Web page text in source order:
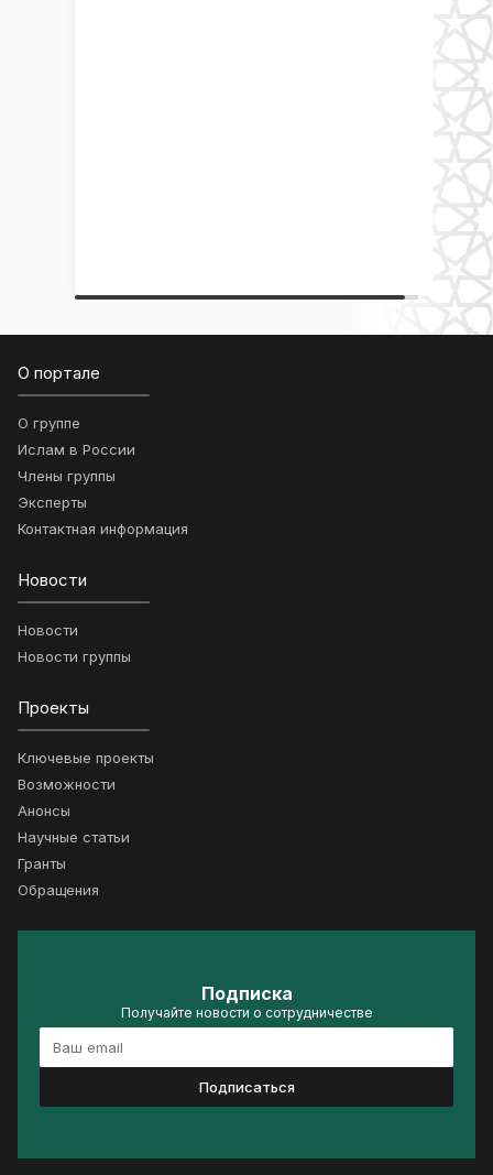
О портале
О группе
Ислам в России
Члены группы
Эксперты
Контактная информация
Новости
Новости
Новости группы
Проекты
Ключевые проекты
Возможности
Анонсы
Научные статьи
Гранты
Обращения
Подписка
Получайте новости о сотрудничестве
Подписаться